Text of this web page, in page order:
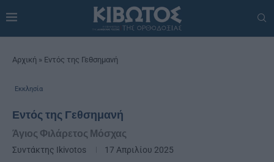
Αρχική » Εντός της Γεθσημανή
Εκκλησία
Εντός της Γεθσημανή
Άγιος Φιλάρετος Μόσχας
Συντάκτης Ikivotos 17 Απριλίου 2025